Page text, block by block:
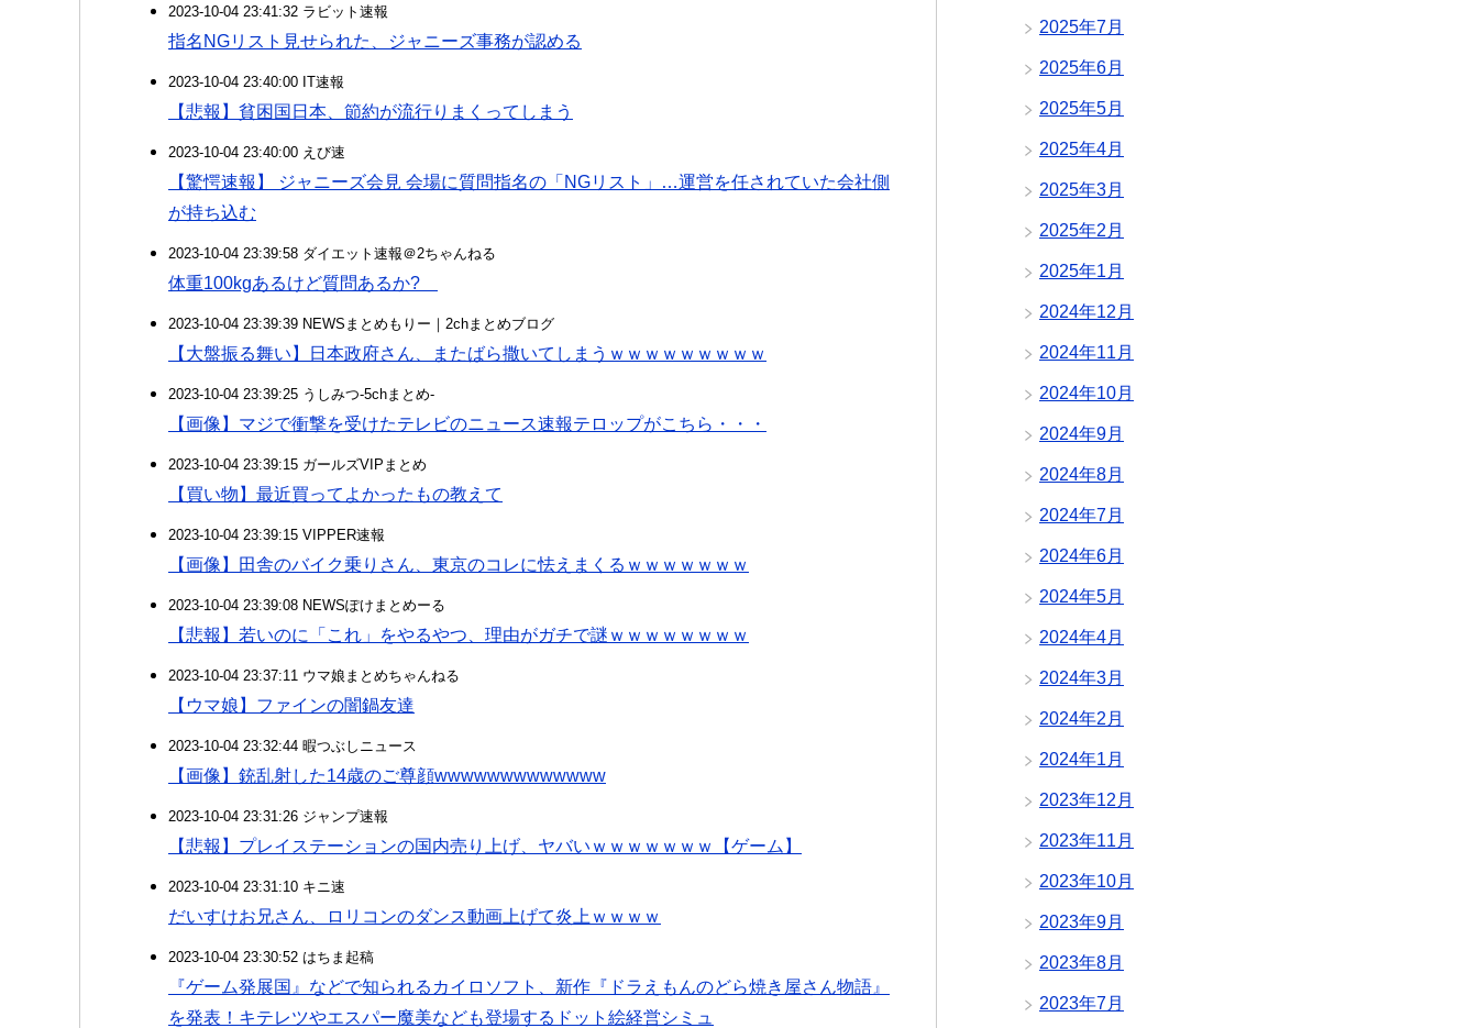
2023-10-04 23:41:32 ラビット速報
指名NGリスト見せられた、ジャニーズ事務が認める
2023-10-04 23:40:00 IT速報
【悲報】貧困国日本、節約が流行りまくってしまう
2023-10-04 23:40:00 えび速
【驚愕速報】 ジャニーズ会見 会場に質問指名の「NGリスト」…運営を任されていた会社側
が持ち込む
2023-10-04 23:39:58 ダイエット速報＠2ちゃんねる
体重100kgあるけど質問あるか?
2023-10-04 23:39:39 NEWSまとめもりー｜2chまとめブログ
【大盤振る舞い】日本政府さん、またばら撒いてしまうｗｗｗｗｗｗｗｗｗ
2023-10-04 23:39:25 うしみつ-5chまとめ-
【画像】マジで衝撃を受けたテレビのニュース速報テロップがこちら・・・
2023-10-04 23:39:15 ガールズVIPまとめ
【買い物】最近買ってよかったもの教えて
2023-10-04 23:39:15 VIPPER速報
【画像】田舎のバイク乗りさん、東京のコレに怯えまくるｗｗｗｗｗｗｗ
2023-10-04 23:39:08 NEWSぽけまとめーる
【悲報】若いのに「これ」をやるやつ、理由がガチで謎ｗｗｗｗｗｗｗｗ
2023-10-04 23:37:11 ウマ娘まとめちゃんねる
【ウマ娘】ファインの闇鍋友達
2023-10-04 23:32:44 暇つぶしニュース
【画像】銃乱射した14歳のご尊顔wwwwwwwwwwwww
2023-10-04 23:31:26 ジャンプ速報
【悲報】プレイステーションの国内売り上げ、ヤバいｗｗｗｗｗｗｗ【ゲーム】
2023-10-04 23:31:10 キニ速
だいすけお兄さん、ロリコンのダンス動画上げて炎上ｗｗｗｗ
2023-10-04 23:30:52 はちま起稿
『ゲーム発展国』などで知られるカイロソフト、新作『ドラえもんのどら焼き屋さん物語』
を発表！キテレツやエスパー魔美なども登場するドット絵経営シミュ
2025年7月
2025年6月
2025年5月
2025年4月
2025年3月
2025年2月
2025年1月
2024年12月
2024年11月
2024年10月
2024年9月
2024年8月
2024年7月
2024年6月
2024年5月
2024年4月
2024年3月
2024年2月
2024年1月
2023年12月
2023年11月
2023年10月
2023年9月
2023年8月
2023年7月